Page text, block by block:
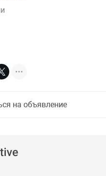
на объявление